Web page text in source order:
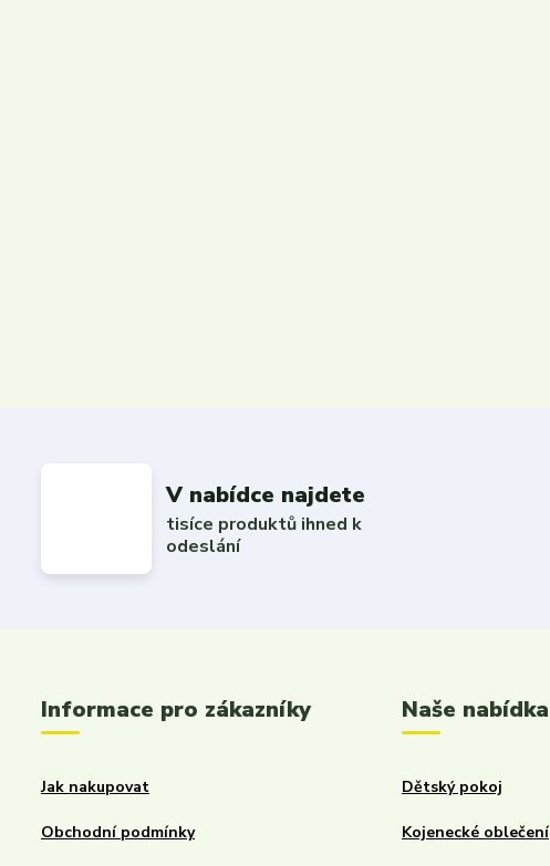
V nabídce najdete
tisíce produktů ihned k
odeslání
Informace pro zákazníky
Jak nakupovat
Obchodní podmínky
Naše nabídka
Dětský pokoj
Kojenecké oblečení